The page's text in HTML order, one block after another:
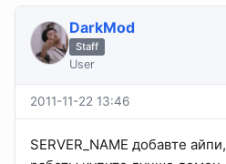
DarkMod
Staff
User
2011-11-22 13:46
SERVER_NAME добавте